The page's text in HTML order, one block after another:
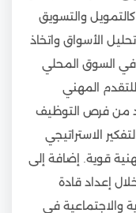
والتسويق
الأسواق واتخاذ
قرارات مستنيرة. أما أهمية برنامج MBA في السوق المحلي
المهني
من فرص التوظيف
الاستراتيجي
قوية. إضافة إلى
إعداد قادة
والاجتماعية في